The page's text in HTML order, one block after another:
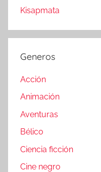
Kisapmata
Generos
Acción
Animación
Aventuras
Bélico
Ciencia ficción
Cine negro